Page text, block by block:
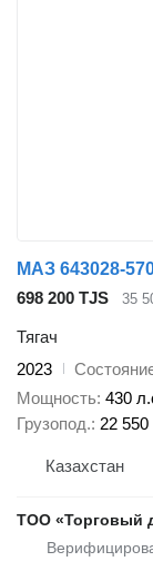
МАЗ 643028-
698 200 TJS
35
Тягач
2023
Мощность 430
Грузопод. 22 550
Казахстан
ТОО «Торговый